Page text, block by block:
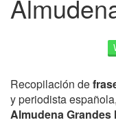
Recopilación de
y periodista
Almudena Grandes